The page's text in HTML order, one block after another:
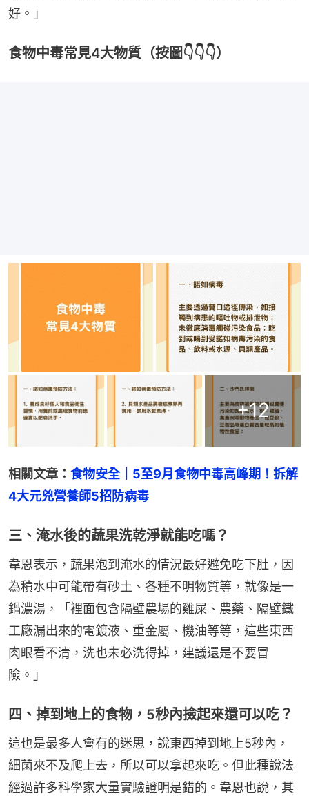
好。」
食物中毒常見4大物質（按圖👇👇👇）
+12
相關文章： 食物安全｜5至9月食物中毒高峰期！拆解
4大元兇營養師5招防病毒
三、淹水後的蔬果洗乾淨就能吃嗎？
韋恩表示，蔬果泡到淹水的情況最好避免吃下肚，因
為積水中可能帶有砂土、各種不明物質等，就像是一
鍋濃湯，「裡面包含隔壁農場的雞屎、農藥、隔壁鐵
工廠漏出來的電鍍液、重金屬、機油等等，這些東西
肉眼看不清，洗也未必洗得掉，建議還是不要冒
險。」
四、掉到地上的食物，5秒內撿起來還可以吃？
這也是最多人會有的迷思，說東西掉到地上5秒內，
細菌來不及爬上去，所以可以拿起來吃。但此種說法
經過許多科學家大量實驗證明是錯的。韋恩也說，其